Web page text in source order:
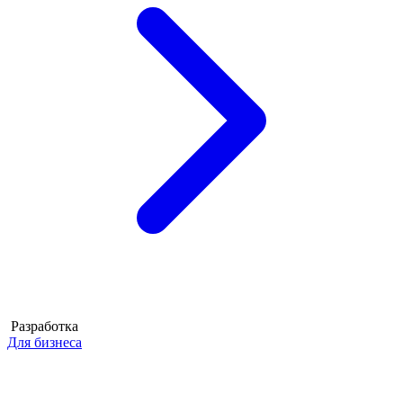
Разработка
Для бизнеса